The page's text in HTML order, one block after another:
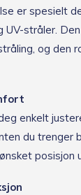
er spesielt
stråler.
og den
enkelt
du